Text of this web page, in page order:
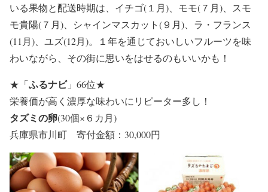
いる果物と配送時期は、イチゴ(１月)、モモ(７月)、スモ
モ貴陽(７月)、シャインマスカット(９月)、ラ・フランス
(11月)、ユズ(12月)。１年を通じておいしいフルーツを味
わいながら、その街に思いをはせるのもいいかも！
★ 「ふるナビ」66位★
栄養価が高く濃厚な味わいにリピーター多し！
タズミの卵(30個×６カ月)
兵庫県市川町 寄付金額：30,000円